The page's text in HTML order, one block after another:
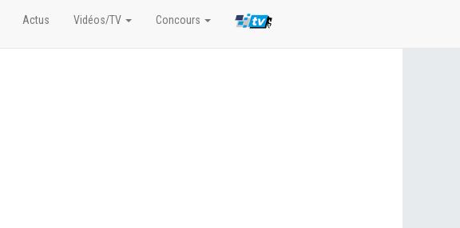
Actus Vidéos/TV Concours